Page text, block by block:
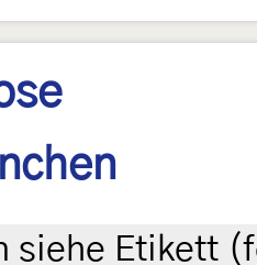
siehe Etikett